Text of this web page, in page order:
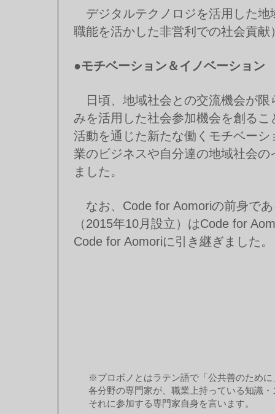
デジタルテクノロジを活用した
職能を活かした非営利での社会貢
●モチベーション＆イノベーション
日頃、地域社会との交流機会が限
みを活用した社会参加機会を創る
活動を通じた新たな働くモチベー
業のビジネスや自分達の地域社会
ました。
なお、Code for Aomoriの前身で
（2015年10月設立）はCode for
Code for Aomoriに引き継ぎました。
※プロボノとはラテン語で「公共善のため
各分野の専門家が、職業上持っている知識
それに参加する専門家自身を言います。